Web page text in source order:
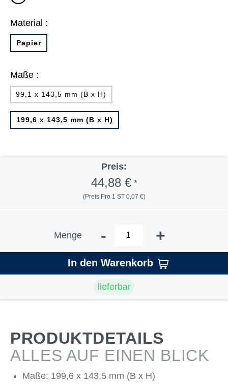
Material :
Papier
Maße :
99,1 x 143,5 mm (B x H)
199,6 x 143,5 mm (B x H)
Preis:
44,88 €*
(Preis Pro 1 ST 0,07 €)
Menge - +
In den Warenkorb
lieferbar
PRODUKTDETAILS
ALLES AUF EINEN BLICK
Maße: 199,6 x 143,5 mm (B x H)